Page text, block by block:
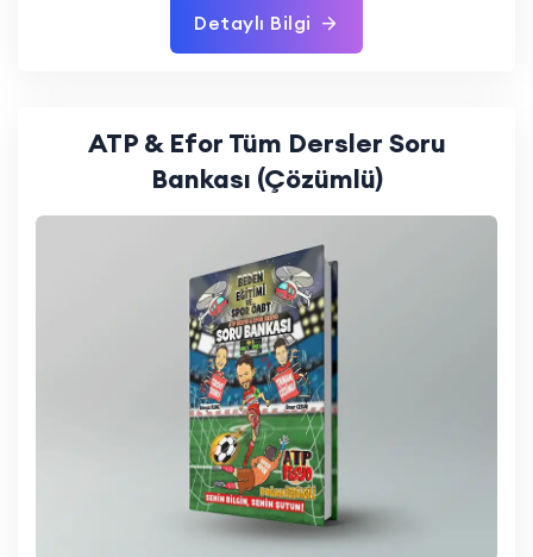
Detaylı Bilgi
ATP & Efor Tüm Dersler Soru
Bankası (Çözümlü)